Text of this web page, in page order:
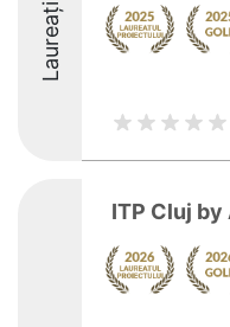
Laureați
ITP Cluj by